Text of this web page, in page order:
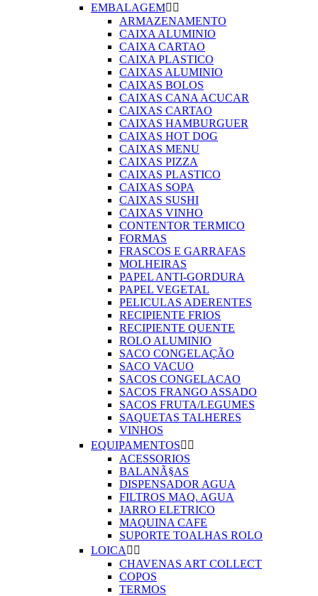
EMBALAGEM 
ARMAZENAMENTO
CAIXA ALUMINIO
CAIXA CARTAO
CAIXA PLASTICO
CAIXAS ALUMINIO
CAIXAS BOLOS
CAIXAS CANA ACUCAR
CAIXAS CARTAO
CAIXAS HAMBURGUER
CAIXAS HOT DOG
CAIXAS MENU
CAIXAS PIZZA
CAIXAS PLASTICO
CAIXAS SOPA
CAIXAS SUSHI
CAIXAS VINHO
CONTENTOR TERMICO
FORMAS
FRASCOS E GARRAFAS
MOLHEIRAS
PAPEL ANTI-GORDURA
PAPEL VEGETAL
PELICULAS ADERENTES
RECIPIENTE FRIOS
RECIPIENTE QUENTE
ROLO ALUMINIO
SACO CONGELAÇÃO
SACO VACUO
SACOS CONGELACAO
SACOS FRANGO ASSADO
SACOS FRUTA/LEGUMES
SAQUETAS TALHERES
VINHOS
EQUIPAMENTOS 
ACESSORIOS
BALANÃ§AS
DISPENSADOR AGUA
FILTROS MAQ. AGUA
JARRO ELETRICO
MAQUINA CAFE
SUPORTE TOALHAS ROLO
LOICA  
CHAVENAS ART COLLECT
COPOS
TERMOS